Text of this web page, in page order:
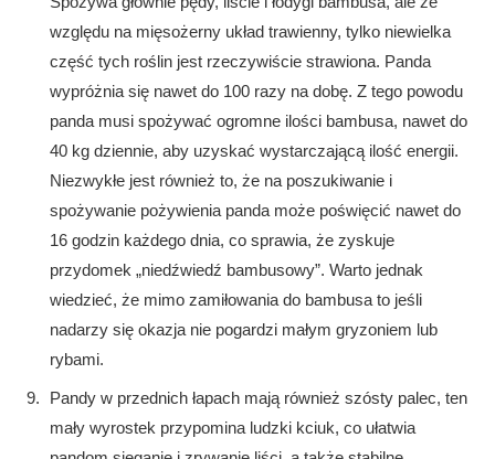
względu na mięsożerny układ trawienny, tylko niewielka
część tych roślin jest rzeczywiście strawiona. Panda
wypróżnia się nawet do 100 razy na dobę. Z tego powodu
panda musi spożywać ogromne ilości bambusa, nawet do
40 kg dziennie, aby uzyskać wystarczającą ilość energii.
Niezwykłe jest również to, że na poszukiwanie i
spożywanie pożywienia panda może poświęcić nawet do
16 godzin każdego dnia, co sprawia, że zyskuje
przydomek „niedźwiedź bambusowy”. Warto jednak
wiedzieć, że mimo zamiłowania do bambusa to jeśli
nadarzy się okazja nie pogardzi małym gryzoniem lub
rybami.
Pandy w przednich łapach mają również szósty palec, ten
mały wyrostek przypomina ludzki kciuk, co ułatwia